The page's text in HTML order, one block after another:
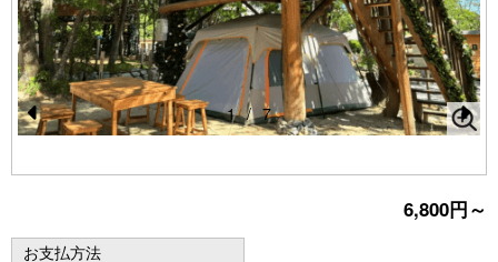
Pr
e
o
N
e
xt
1 / 7
6,800円～
お支払方法